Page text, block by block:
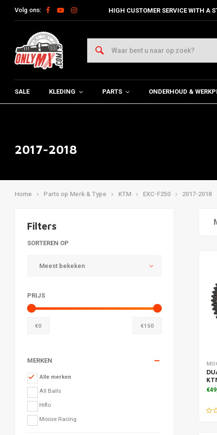
Volg ons: HIGH CUSTOMER SERVICE WITH A
SALE KLEDING PARTS ONDERHOUD &
2017-2018
Home Parts op Merk & Type KTM EXC-F250 2017-2018
Filters
SORTEREN OP
Meest bekeken
PRIJS
€0 €150
MERKEN
Alle merken
All Balls
Hiflo
Moose Racing